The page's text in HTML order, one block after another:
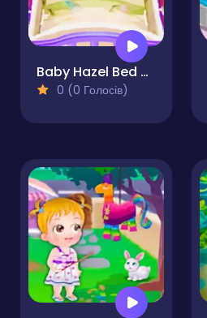
Baby Hazel Bed Time
0 (0 Голосів)